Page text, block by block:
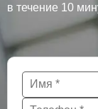
в течение 10